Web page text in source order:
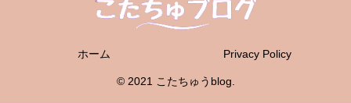
ホーム Privacy Policy
© 2021 こたちゅうblog.